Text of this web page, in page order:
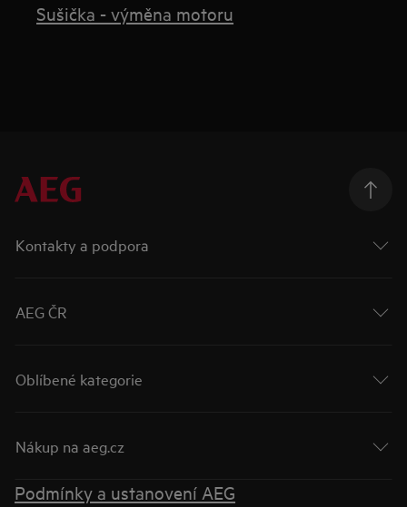
Sušička - výměna motoru
Kontakty a podpora
AEG ČR
Oblíbené kategorie
Nákup na aeg.cz
Podmínky a ustanovení AEG